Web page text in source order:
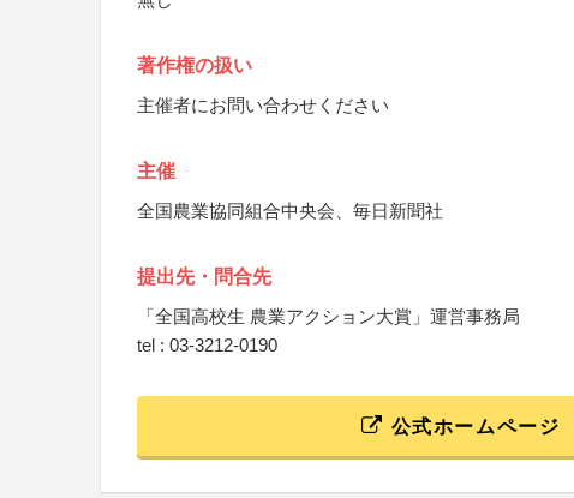
著作権の扱い
主催者にお問い合わせください
主催
全国農業協同組合中央会、毎日新聞社
提出先・問合先
「全国高校生 農業アクション大賞」運営事務局
tel : 03-3212-0190
公式ホームページ